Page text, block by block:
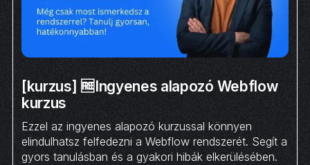
[kurzus] 🆓Ingyenes alapozó Webflow
kurzus
Ezzel az ingyenes alapozó kurzussal könnyen
elindulhatsz felfedezni a Webflow rendszerét. Segít a
gyors tanulásban és a gyakori hibák elkerülésében.